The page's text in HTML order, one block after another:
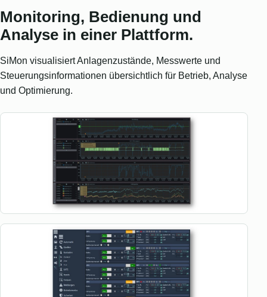
Monitoring, Bedienung und
Analyse in einer Plattform.
SiMon visualisiert Anlagenzustände, Messwerte und
Steuerungsinformationen übersichtlich für Betrieb, Analyse
und Optimierung.